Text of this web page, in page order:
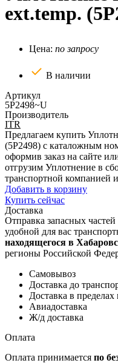
ext.temp.
Цена: по запросу
В наличии
Артикул
5P2498~U
Производитель
ITR
Предлагаем купить
(5P2498) с каталожным
оформив заказ на сайте
отгрузим Уплотнение в
транспортной компанией
Добавить в корзину
Купить сейчас
Доставка
Отправка запасных
удобной для вас
находящегося в
регионы Российской
Самовывоз
Доставка до
Доставка в пределах
Авиадоставка
Ж/д доставка
Оплата
Оплата принимается по